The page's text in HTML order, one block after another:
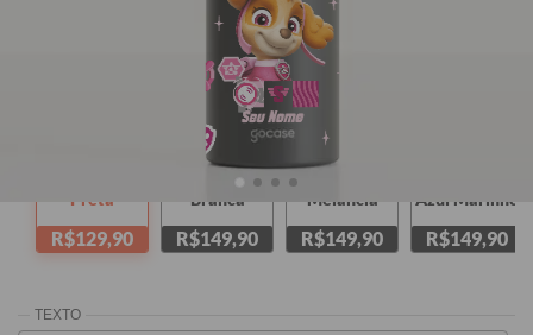
Seu Nome
350ml - Tampa sem canudo 350ml - Tampa com canudo
Preta
R$129,90
Branca
R$149,90
Melancia
R$149,90
Azul Marinho
R$149,90